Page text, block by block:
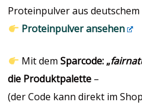
Proteinpulver aus deutschem
Proteinpulver ansehen
Mit dem Sparcode: „
die Produktpalette –
(der Code kann direkt im